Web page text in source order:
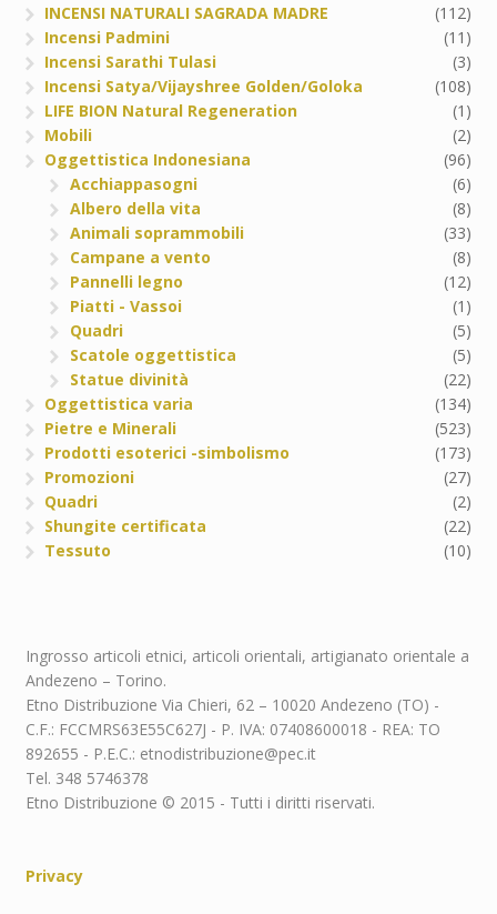
INCENSI NATURALI SAGRADA MADRE
(112)
Incensi Padmini
(11)
Incensi Sarathi Tulasi
(3)
Incensi Satya/Vijayshree Golden/Goloka
(108)
LIFE BION Natural Regeneration
(1)
Mobili
(2)
Oggettistica Indonesiana
(96)
Acchiappasogni
(6)
Albero della vita
(8)
Animali soprammobili
(33)
Campane a vento
(8)
Pannelli legno
(12)
Piatti - Vassoi
(1)
Quadri
(5)
Scatole oggettistica
(5)
Statue divinità
(22)
Oggettistica varia
(134)
Pietre e Minerali
(523)
Prodotti esoterici -simbolismo
(173)
Promozioni
(27)
Quadri
(2)
Shungite certificata
(22)
Tessuto
(10)
Ingrosso articoli etnici, articoli orientali, artigianato orientale a
Andezeno – Torino.
Etno Distribuzione Via Chieri, 62 – 10020 Andezeno (TO) -
C.F.: FCCMRS63E55C627J - P. IVA: 07408600018 - REA: TO
892655 - P.E.C.: etnodistribuzione@pec.it
Tel. 348 5746378
Etno Distribuzione © 2015 - Tutti i diritti riservati.
Privacy